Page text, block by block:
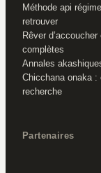
Méthode api
retrouver
Rêver
complètes
Annales
Chicchana onaka :
recherche
Partenaires